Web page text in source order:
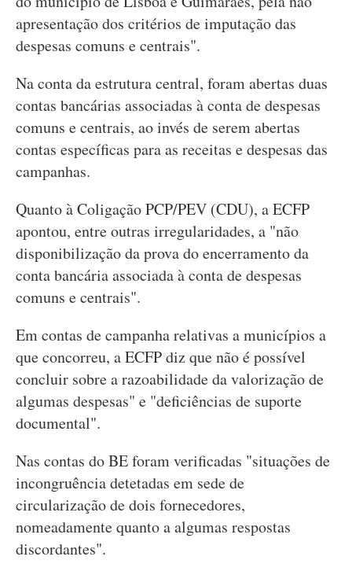
apresentação dos critérios de imputação das
despesas comuns e centrais".
Na conta da estrutura central, foram abertas duas
contas bancárias associadas à conta de despesas
comuns e centrais, ao invés de serem abertas
contas específicas para as receitas e despesas das
campanhas.
Quanto à Coligação PCP/PEV (CDU), a ECFP
apontou, entre outras irregularidades, a "não
disponibilização da prova do encerramento da
conta bancária associada à conta de despesas
comuns e centrais".
Em contas de campanha relativas a municípios a
que concorreu, a ECFP diz que não é possível
concluir sobre a razoabilidade da valorização de
algumas despesas" e "deficiências de suporte
documental".
Nas contas do BE foram verificadas "situações de
incongruência detetadas em sede de
circularização de dois fornecedores,
nomeadamente quanto a algumas respostas
discordantes".